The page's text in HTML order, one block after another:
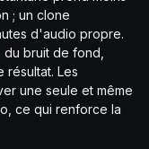
; un clone
d'audio propre.
bruit de fond,
résultat. Les
une seule et même
ce qui renforce la